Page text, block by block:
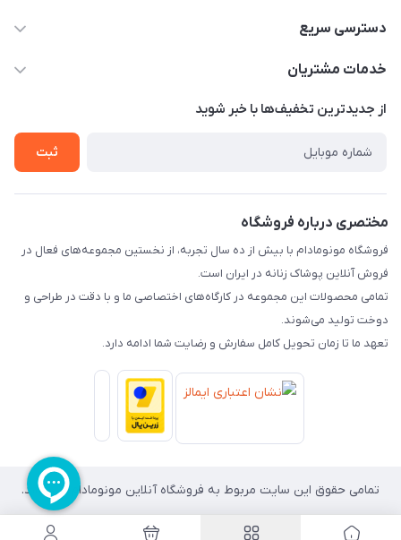
09307677708
دسترسی سریع
حساب کاربری
درباره ما
خدمات مشتریان
قوانین و مقررات
از جدید‌ترین تخفیف‌ها با‌ خبر شوید
ثبت
مختصری درباره فروشگاه
فروشگاه مونومادام با بیش از ده سال تجربه، از نخستین مجموعه‌های فعال در
فروش آنلاین پوشاک زنانه در ایران است.
تمامی محصولات این مجموعه در کارگاه‌های اختصاصی ما و با دقت در طراحی و
دوخت تولید می‌شوند.
تعهد ما تا زمان تحویل کامل سفارش و رضایت شما ادامه دارد.
تمامی حقوق این سایت مربوط به فروشگاه آنلاین مونومادام می باشد.